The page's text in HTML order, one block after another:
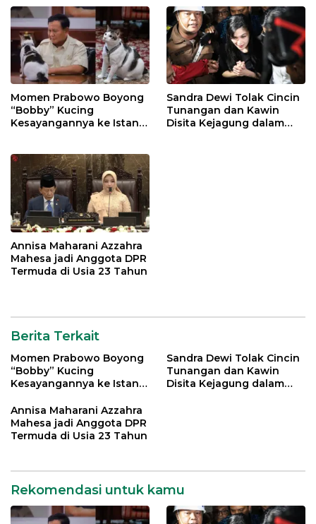
Momen Prabowo Boyong
“Bobby” Kucing
Kesayangannya ke Istana
Sandra Dewi Tolak Cincin
Tunangan dan Kawin
Disita Kejagung dalam
Annisa Maharani Azzahra
Mahesa jadi Anggota DPR
Termuda di Usia 23 Tahun
Berita Terkait
Momen Prabowo Boyong
“Bobby” Kucing
Kesayangannya ke Istana
Sandra Dewi Tolak Cincin
Tunangan dan Kawin
Disita Kejagung dalam
Annisa Maharani Azzahra
Mahesa jadi Anggota DPR
Termuda di Usia 23 Tahun
Rekomendasi untuk kamu